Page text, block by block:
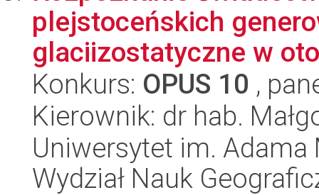
plejstoceńskich
glaciizostatyczne w
Konkurs: OPUS 10 ,
Kierownik: dr hab.
Uniwersytet im.
Wydział Nauk